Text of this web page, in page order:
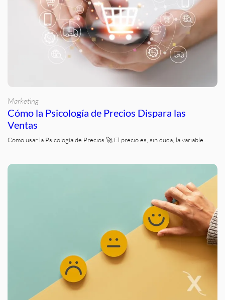
Marketing
Cómo la Psicología de Precios Dispara las
Ventas
Como usar la Psicología de Precios 🚀 El precio es, sin duda, la variable…